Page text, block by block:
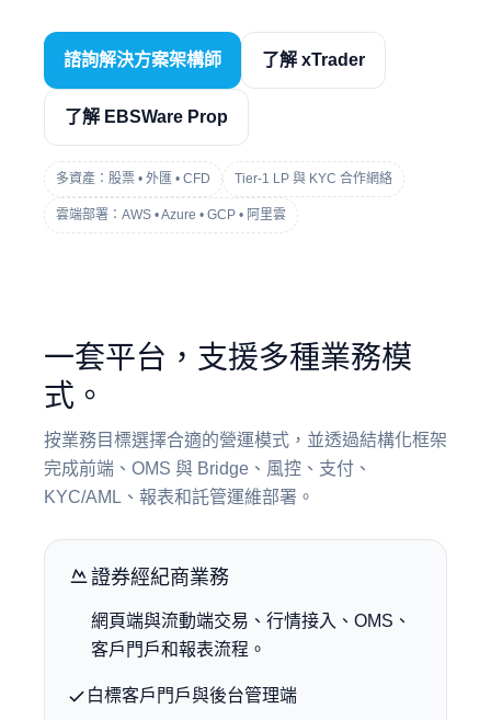
諮詢解決方案架構師 了解 xTrader
了解 EBSWare Prop
多資產：股票 • 外匯 • CFD Tier-1 LP 與 KYC 合作網絡
雲端部署：AWS • Azure • GCP • 阿里雲
一套平台，支援多種業務模
式。
按業務目標選擇合適的營運模式，並透過結構化框架
完成前端、OMS 與 Bridge、風控、支付、
KYC/AML、報表和託管運維部署。
證券經紀商業務
網頁端與流動端交易、行情接入、OMS、
客戶門戶和報表流程。
白標客戶門戶與後台管理端